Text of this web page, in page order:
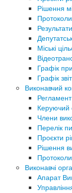
Рішення
Міські
Графік
Графік
Виконавчий
Керуючий
Члени
Перелік
Проєкти
Рішення
Виконавчі
Апарат